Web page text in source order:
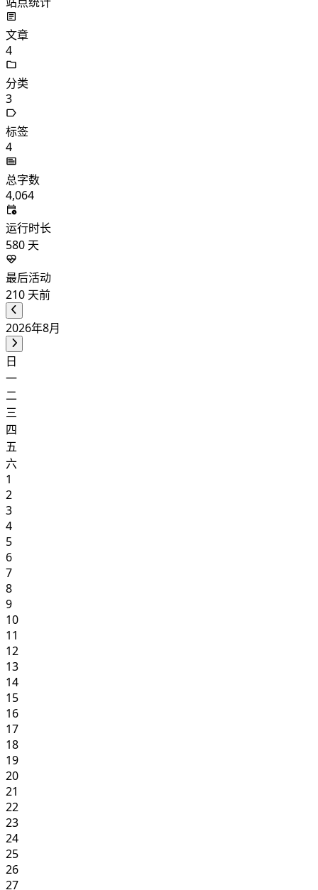
文章
4
分类
3
标签
4
总字数
4,064
运行时长
580 天
最后活动
210 天前
2026年8月
日
一
二
三
四
五
六
1
2
3
4
5
6
7
8
9
10
11
12
13
14
15
16
17
18
19
20
21
22
23
24
25
26
27